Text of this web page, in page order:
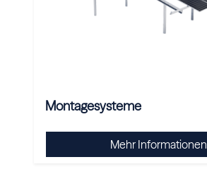
Montagesysteme
Mehr Informationen